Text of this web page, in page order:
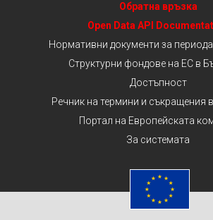
Обратна връзка
Open Data API
Нормативни документи за
Структурни фондове на ЕС в
Достъпност
Речник на термини и съкращения
Портал на Европейската
За системата